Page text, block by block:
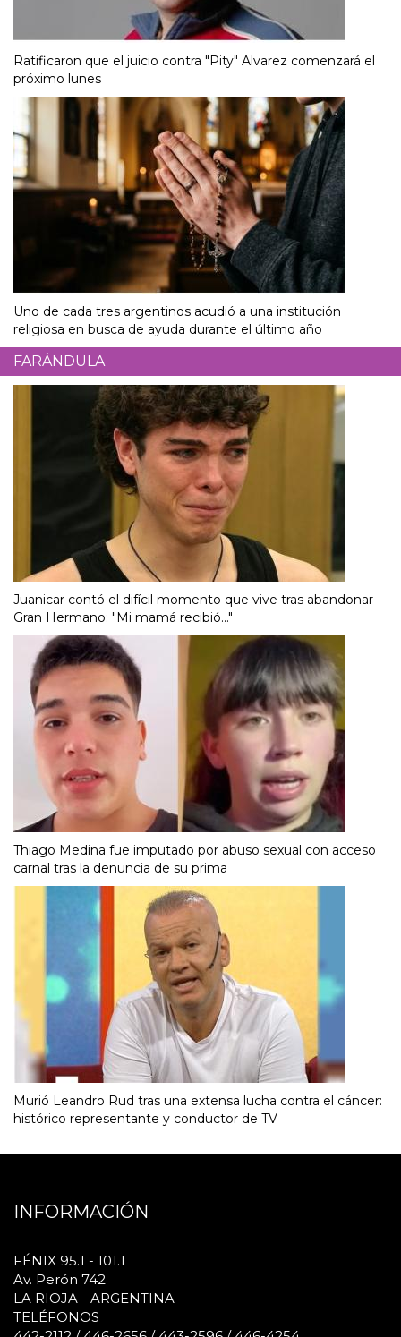
Ratificaron que el juicio contra "Pity" Alvarez comenzará el
próximo lunes
Uno de cada tres argentinos acudió a una institución
religiosa en busca de ayuda durante el último año
FARÁNDULA
Juanicar contó el difícil momento que vive tras abandonar
Gran Hermano: "Mi mamá recibió..."
Thiago Medina fue imputado por abuso sexual con acceso
carnal tras la denuncia de su prima
Murió Leandro Rud tras una extensa lucha contra el cáncer:
histórico representante y conductor de TV
INFORMACIÓN
FÉNIX 95.1 - 101.1
Av. Perón 742
LA RIOJA - ARGENTINA
TELÉFONOS